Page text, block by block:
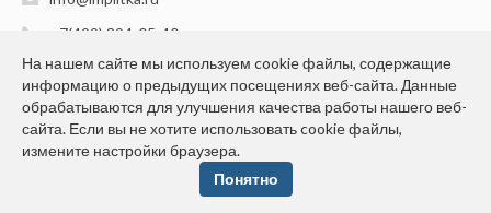
+7(499) 394-05-40
Конфиденциальность персональной информации
На нашем сайте мы используем cookie файлы, содержащие
информацию о предыдущих посещениях веб-сайта. Данные
обрабатываются для улучшения качества работы нашего веб-
сайта. Если вы не хотите использовать cookie файлы,
измените настройки браузера.
Понятно